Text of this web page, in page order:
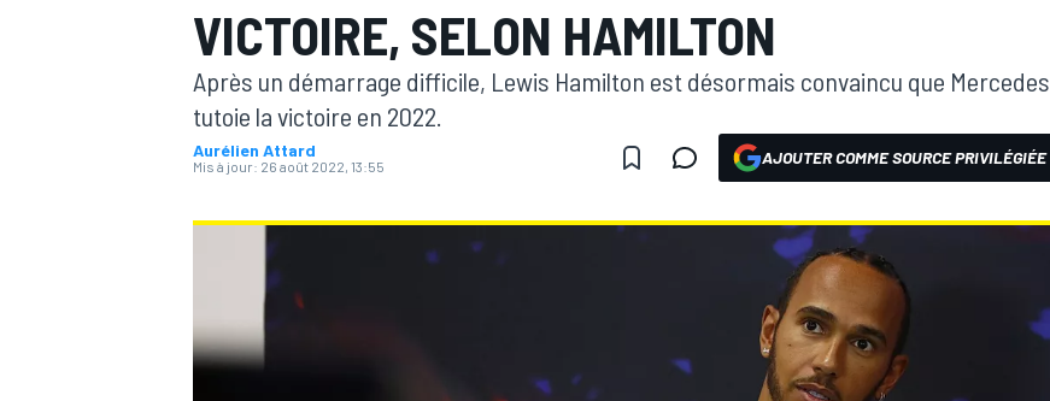
VICTOIRE, SELON HAMILTON
Après un démarrage difficile, Lewis Hamilton est désormais convaincu que Mercedes
tutoie la victoire en 2022.
Aurélien Attard
Mis à jour: 26 août 2022, 13:55 AJOUTER COMME SOURCE PRIVILÉGIÉE